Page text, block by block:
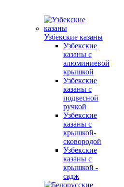
Узбекские казаны
Узбекские
казаны с
алюминиевой
крышкой
Узбекские
казаны с
подвесной
ручкой
Узбекские
казаны с
крышкой-
сковородой
Узбекские
казаны с
крышкой -
садж